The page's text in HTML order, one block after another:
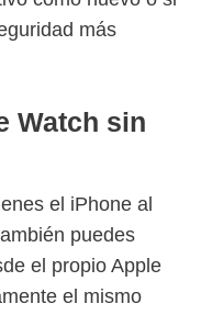
más
Watch sin
el iPhone al
puedes
el propio Apple
el mismo